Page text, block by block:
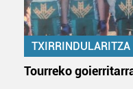
Lortu zure datu
buruzko informazio
datuen atalean.
TXIRRINDULARITZA
Tourreko